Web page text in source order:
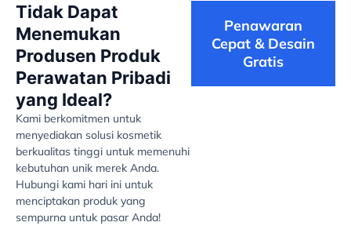
Tidak Dapat
Menemukan
Produsen Produk
Perawatan Pribadi
yang Ideal?
Kami berkomitmen untuk
menyediakan solusi kosmetik
berkualitas tinggi untuk memenuhi
kebutuhan unik merek Anda.
Hubungi kami hari ini untuk
menciptakan produk yang
sempurna untuk pasar Anda!
Penawaran
Cepat & Desain
Gratis